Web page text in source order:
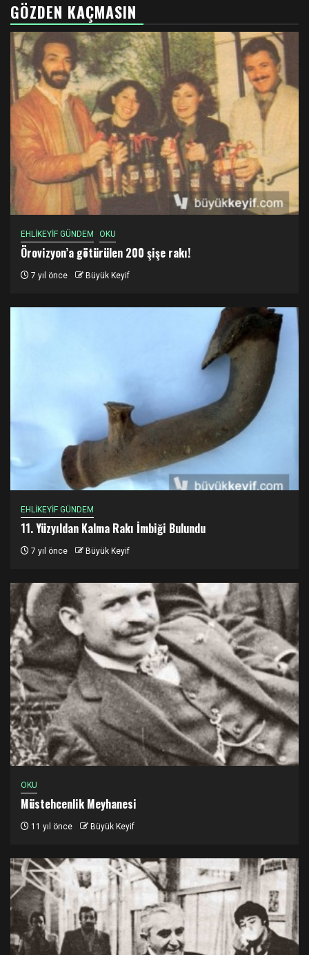
GÖZDEN KAÇMASIN
EHLİKEYİF GÜNDEM OKU
Örovizyon’a götürülen 200 şişe rakı!
7 yıl önce Büyük Keyif
EHLİKEYİF GÜNDEM
11. Yüzyıldan Kalma Rakı İmbiği Bulundu
7 yıl önce Büyük Keyif
OKU
Müstehcenlik Meyhanesi
11 yıl önce Büyük Keyif